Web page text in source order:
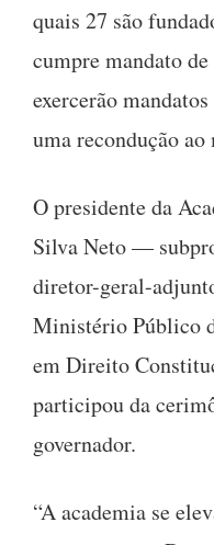
quais 27 são
cumpre mandato
exercerão
uma recondução ao
O presidente da
Silva Neto —
diretor-geral-
Ministério Público
em Direito
participou da
governador.
“A academia se